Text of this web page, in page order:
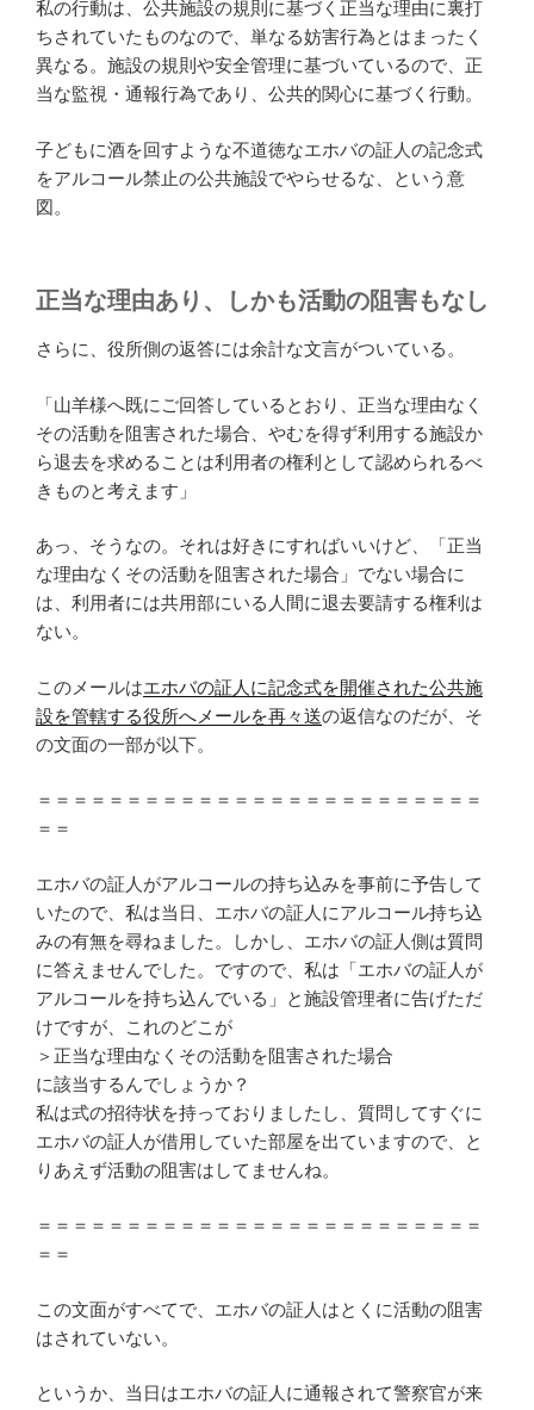
私の行動は、公共施設の規則に基づく正当な理由に裏打
ちされていたものなので、単なる妨害行為とはまったく
異なる。施設の規則や安全管理に基づいているので、正
当な監視・通報行為であり、公共的関心に基づく行動。
子どもに酒を回すような不道徳なエホバの証人の記念式
をアルコール禁止の公共施設でやらせるな、という意
図。
正当な理由あり、しかも活動の阻害もなし
さらに、役所側の返答には余計な文言がついている。
「山羊様へ既にご回答しているとおり、正当な理由なく
その活動を阻害された場合、やむを得ず利用する施設か
ら退去を求めることは利用者の権利として認められるべ
きものと考えます」
あっ、そうなの。それは好きにすればいいけど、「正当
な理由なくその活動を阻害された場合」でない場合に
は、利用者には共用部にいる人間に退去要請する権利は
ない。
このメールはエホバの証人に記念式を開催された公共施
設を管轄する役所へメールを再々送の返信なのだが、そ
の文面の一部が以下。
＝＝＝＝＝＝＝＝＝＝＝＝＝＝＝＝＝＝＝＝＝＝＝＝＝
＝＝
エホバの証人がアルコールの持ち込みを事前に予告して
いたので、私は当日、エホバの証人にアルコール持ち込
みの有無を尋ねました。しかし、エホバの証人側は質問
に答えませんでした。ですので、私は「エホバの証人が
アルコールを持ち込んでいる」と施設管理者に告げただ
けですが、これのどこが
＞正当な理由なくその活動を阻害された場合
に該当するんでしょうか？
私は式の招待状を持っておりましたし、質問してすぐに
エホバの証人が借用していた部屋を出ていますので、と
りあえず活動の阻害はしてませんね。
＝＝＝＝＝＝＝＝＝＝＝＝＝＝＝＝＝＝＝＝＝＝＝＝＝
＝＝
この文面がすべてで、エホバの証人はとくに活動の阻害
はされていない。
というか、当日はエホバの証人に通報されて警察官が来